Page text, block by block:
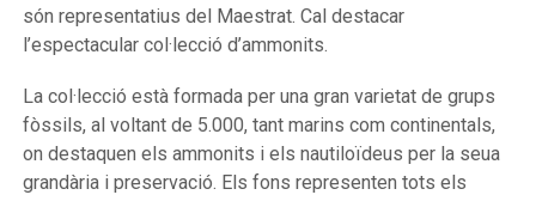
són representatius del Maestrat. Cal destacar
l’espectacular col·lecció d’ammonits.
La col·lecció està formada per una gran varietat de grups
fòssils, al voltant de 5.000, tant marins com continentals,
on destaquen els ammonits i els nautiloïdeus per la seua
grandària i preservació. Els fons representen tots els